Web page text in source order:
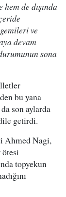
de dışında
ve
devam
sona
bu yana
son aylarda
getirdi.
Ahmed Nagi,
ötesi
topyekun